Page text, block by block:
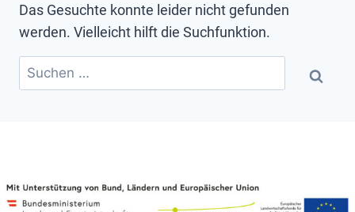
Das Gesuchte konnte leider nicht gefunden
werden. Vielleicht hilft die Suchfunktion.